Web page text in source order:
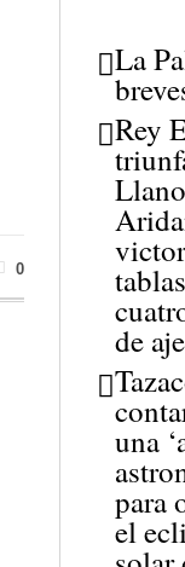
0
La
Rey
de
una
para
el